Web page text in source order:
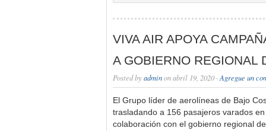
VIVA AIR APOYA
A GOBIERNO REGIONAL
Posted byadminon abril 19, 2020 · Agregue un
El Grupo líder de aerolíneas de Bajo
trasladando a 156 pasajeros varados
colaboración con el gobierno regional